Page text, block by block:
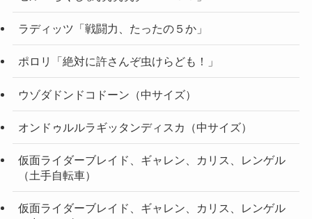
ラディッツ「戦闘力、たったの５か」
ポロリ「絶対に許さんぞ虫けらども！」
ウゾダドンドコドーン（中サイズ）
オンドゥルルラギッタンディスカ（中サイズ）
仮面ライダーブレイド、ギャレン、カリス、レンゲル
（土手自転車）
仮面ライダーブレイド、ギャレン、カリス、レンゲル